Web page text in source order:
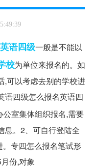
英语四级一般是不能以
校为单位来报名的。如
,可以考虑去别的学校进
语四级怎么报名英语四
室集体组织报名,需要
息。2、可自行登陆全
专四怎么报名笔试形
份,对象